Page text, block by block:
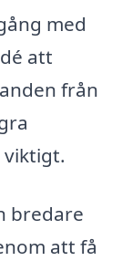
med
att
från
bredare
att få